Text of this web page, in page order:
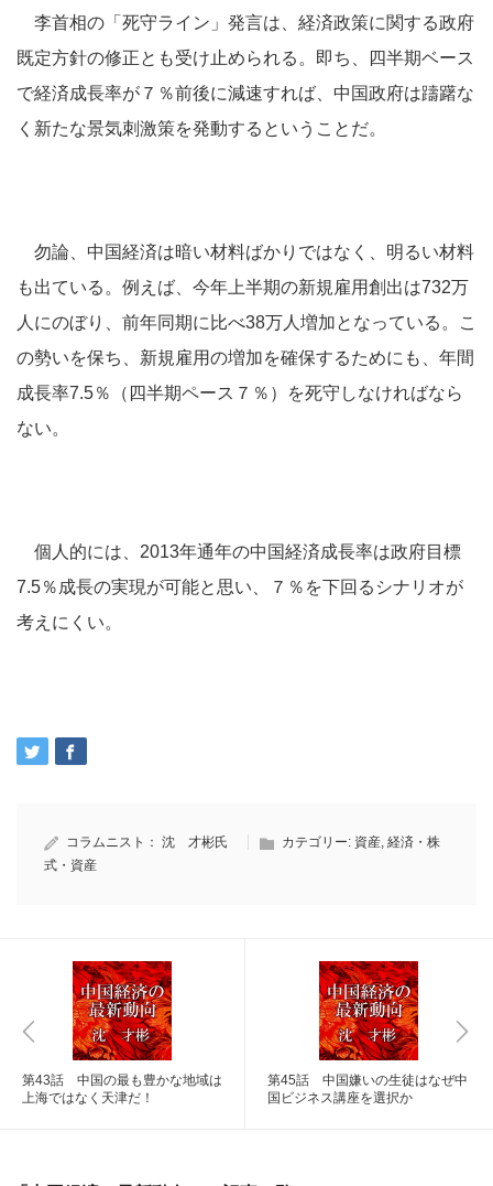
李首相の「死守ライン」発言は、経済政策に関する政府
既定方針の修正とも受け止められる。即ち、四半期ベース
で経済成長率が７％前後に減速すれば、中国政府は躊躇な
く新たな景気刺激策を発動するということだ。
勿論、中国経済は暗い材料ばかりではなく、明るい材料
も出ている。例えば、今年上半期の新規雇用創出は732万
人にのぼり、前年同期に比べ38万人増加となっている。こ
の勢いを保ち、新規雇用の増加を確保するためにも、年間
成長率7.5％（四半期ペース７％）を死守しなければなら
ない。
個人的には、2013年通年の中国経済成長率は政府目標
7.5％成長の実現が可能と思い、７％を下回るシナリオが
考えにくい。
コラムニスト： 沈 才彬氏 カテゴリー: 資産, 経済・株
式・資産
第43話 中国の最も豊かな地域は
上海ではなく天津だ！
第45話 中国嫌いの生徒はなぜ中
国ビジネス講座を選択か